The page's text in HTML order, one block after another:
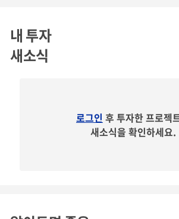
내 투자
새소식
로그인 후 투자한 프로젝
새소식을 확인하세요.